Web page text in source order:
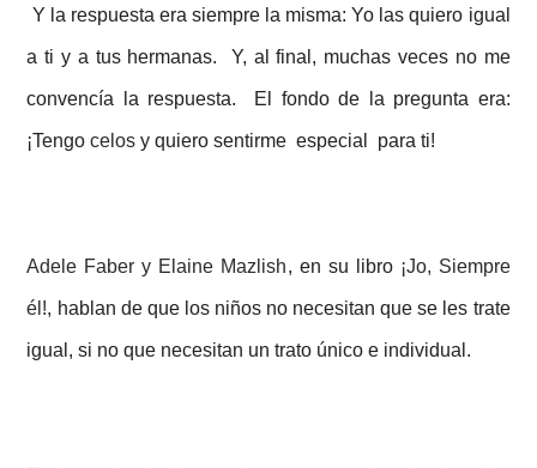
Y la respuesta era siempre la misma:Yo las quiero igual
a ti y a tus hermanas. Y, al final, muchas veces no me
convencía la respuesta. El fondo de la pregunta era:
¡Tengocelos y quiero sentirme especial para ti!
Adele Faber y Elaine Mazlish, en su libro ¡Jo, Siempre
él!, hablan de que los niños no necesitan que se les trate
igual, si no que necesitan un trato único e individual.